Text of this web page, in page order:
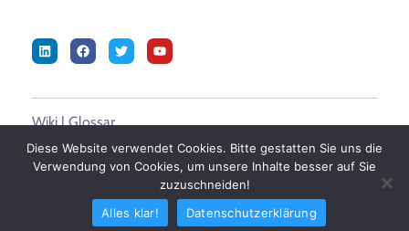
Wiki|Glossar
© 2026 DALASON GmbH –Impressum|
Diese Website verwendet Cookies. Bitte gestatten Sie uns die
Verwendung von Cookies, um unsere Inhalte besser auf Sie
zuzuschneiden!
Alles klar!
Datenschutzerklärung